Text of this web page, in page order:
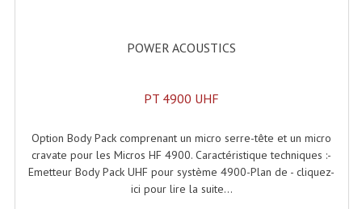
Enceintes Hifi
Enceintes Monitoring
Filtres Actifs, Correcteurs
POWER ACOUSTICS
PT 4900 UHF
Option Body Pack comprenant un micro serre-tête et un micro
cravate pour les Micros HF 4900. Caractéristique techniques :-
Emetteur Body Pack UHF pour système 4900-Plan de - cliquez-
ici pour lire la suite...